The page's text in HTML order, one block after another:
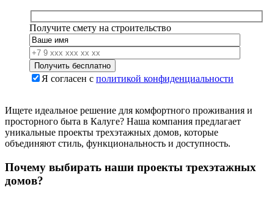
Получите смету на строительство
Я согласен с политикой конфиденциальности
Ищете идеальное решение для комфортного проживания и
просторного быта в Калуге? Наша компания предлагает
уникальные проекты трехэтажных домов, которые
объединяют стиль, функциональность и доступность.
Почему выбирать наши проекты трехэтажных
домов?